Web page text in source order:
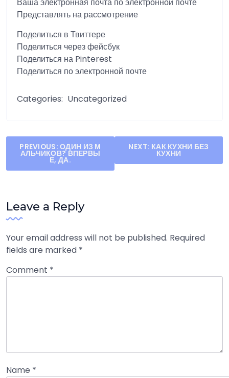
Представлять на рассмотрение
Поделиться в Твиттере
Поделиться через фейсбук
Поделиться на Pinterest
Поделиться по электронной почте
Categories: Uncategorized
Post
navigation
PREVIOUS: ОДИН ИЗ М
АЛЬЧИКОВ? ВПЕРВЫ
Е, ДА.
NEXT: КАК КУХНИ БЕЗ
КУХНИ
Leave a Reply
Your email address will not be published. Required
fields are marked *
Comment *
Name *